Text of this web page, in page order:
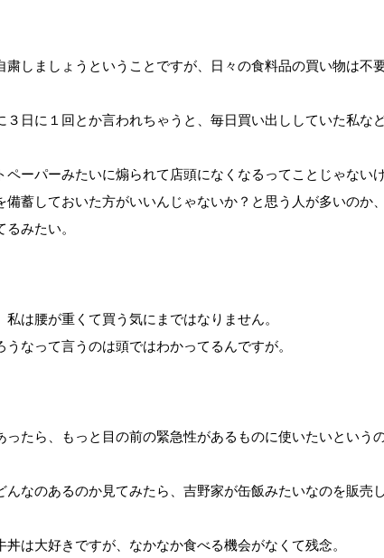
粛しましょうということですが、日々の食料品の買い物は不
３日に１回とか言われちゃうと、毎日買い出ししていた私な
ペーパーみたいに煽られて店頭になくなるってことじゃない
備蓄しておいた方がいいんじゃないか？と思う人が多いのか
みたい。
私は腰が重くて買う気にまではなりません。
なって言うのは頭ではわかってるんですが。
ったら、もっと目の前の緊急性があるものに使いたいという
んなのあるのか見てみたら、吉野家が缶飯みたいなのを販売
丼は大好きですが、なかなか食べる機会がなくて残念。